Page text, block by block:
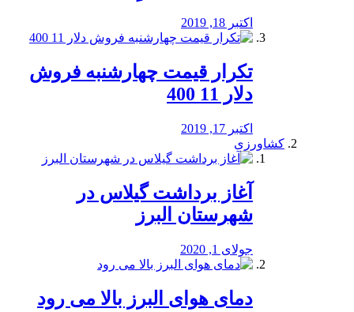
اکتبر 18, 2019
تکرار قیمت چهارشنبه فروش
دلار 11 400
اکتبر 17, 2019
کشاورزی
آغاز برداشت گیلاس در
شهرستان البرز
جولای 1, 2020
دمای هوای البرز بالا می رود